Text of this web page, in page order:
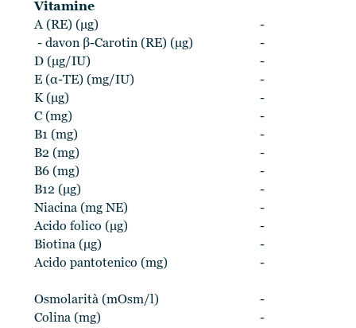
Vitamine
A (RE) (μg)
-
- davon β-Carotin (RE) (µg)
-
D (μg/IU)
-
E (α-TE) (mg/IU)
-
K (μg)
-
C (mg)
-
B1 (mg)
-
B2 (mg)
-
B6 (mg)
-
B12 (μg)
-
Niacina (mg NE)
-
Acido folico (μg)
-
Biotina (μg)
-
Acido pantotenico (mg)
-
Osmolarità (mOsm/l)
-
Colina (mg)
-